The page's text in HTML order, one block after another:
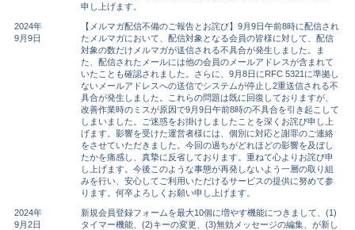
申し上げます。
2024年
9月9日
【メルマガ配信不備のご報告とお詫び】9月9日午前8時に配信され
たメルマガにおいて、配信対象となる会員の皆様に対して、配信
対象の数だけメルマガが送信される不具合が発生しました。ま
た、配信されたメールには他の会員のメールアドレスが含まれて
いたことも確認されました。さらに、9月8日にRFC 5321に準拠し
ないメールアドレスへの送信でシステムが停止し2重送信される不
具合が発生しました。これらの問題は既に回復しておりますが、
改善作業時のミスが原因で9月9日午前8時の不具合を引き起こして
しまいました。ご迷惑をお掛けしましたことを深くお詫び申し上
げます。影響を受けた運営者様には、個別に対応と謝罪のご連絡
をさせていただきました。今回の過ちがどれほどの影響を及ぼし
たかを痛感し、真摯に反省しております。重ねて心よりお詫び申
し上げます。今後このような事態が再発しないよう一層の取り組
みを行い、安心してご利用いただけるサービスの提供に努めて参
ります。何卒よろしくお願い申し上げます。
2024年
9月2日
新規会員登録フォームを最大10個に増やす機能につきまして、(1)
タイマー機能、(2)キーの変更、(3)無効メッセージの編集、が新し